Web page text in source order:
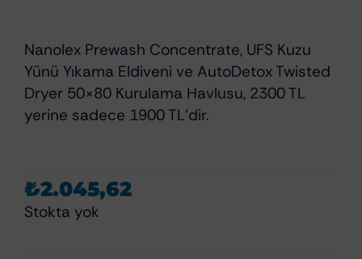
Nanolex Prewash Concentrate, UFS Kuzu
Yünü Yıkama Eldiveni ve AutoDetox Twisted
Dryer 50×80 Kurulama Havlusu, 2300 TL
yerine sadece 1900 TL’dir.
₺2.045,62
Stokta yok